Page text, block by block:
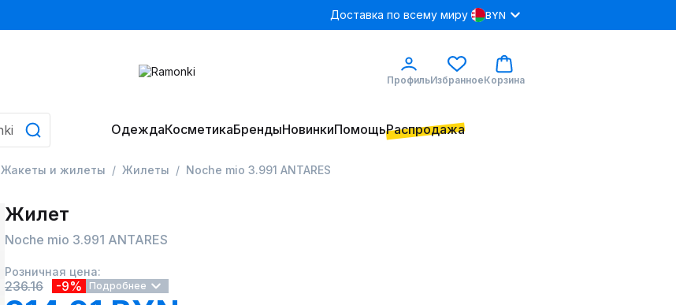
Доставка по всему миру BYN
ПрофильИзбранноеКорзина
ОдеждаКосметикаБрендыНовинкиПомощьРаспродажа
Жакеты и жилеты Жилеты Noche mio 3.991 ANTARES
Жилет
Noche mio 3.991 ANTARES
Розничная цена:
236.16 -9% Подробнее